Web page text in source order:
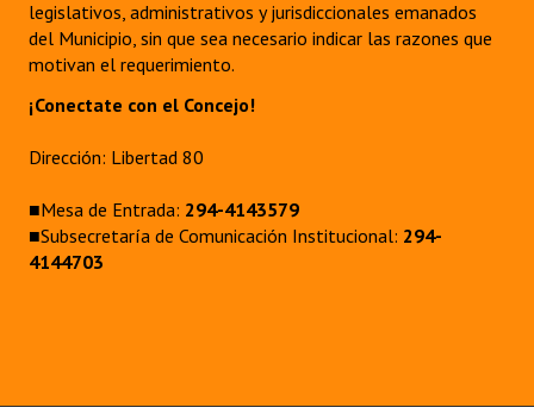
legislativos, administrativos y jurisdiccionales emanados
del Municipio, sin que sea necesario indicar las razones que
motivan el requerimiento.
¡Conectate con el Concejo!
Dirección: Libertad 80
■Mesa de Entrada: 294-4143579
■Subsecretaría de Comunicación Institucional: 294-
4144703